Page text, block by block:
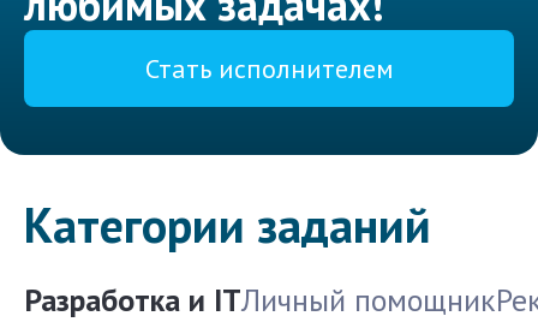
Стать исполнителем
Категории заданий
Разработка и ITЛичный помощник